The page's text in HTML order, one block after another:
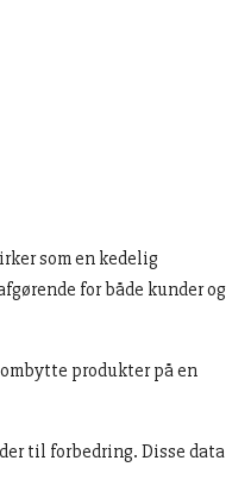
som en kedelig
for både kunder og
produkter på en
til forbedring. Disse data